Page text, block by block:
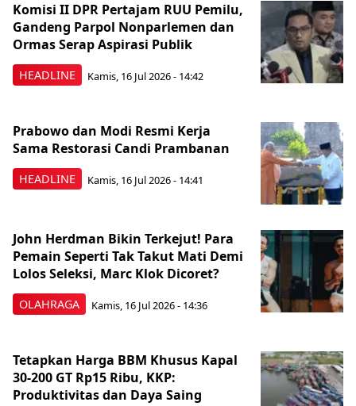
HEADLINE
Komisi II DPR Pertajam RUU Pemilu,
Gandeng Parpol Nonparlemen dan
Ormas Serap Aspirasi Publik
Kamis, 16 Jul 2026 - 14:42
HEADLINE
Prabowo dan Modi Resmi Kerja
Sama Restorasi Candi Prambanan
Kamis, 16 Jul 2026 - 14:41
OLAHRAGA
John Herdman Bikin Terkejut! Para
Pemain Seperti Tak Takut Mati Demi
Lolos Seleksi, Marc Klok Dicoret?
Kamis, 16 Jul 2026 - 14:36
Tetapkan Harga BBM Khusus Kapal
30-200 GT Rp15 Ribu, KKP:
Produktivitas dan Daya Saing